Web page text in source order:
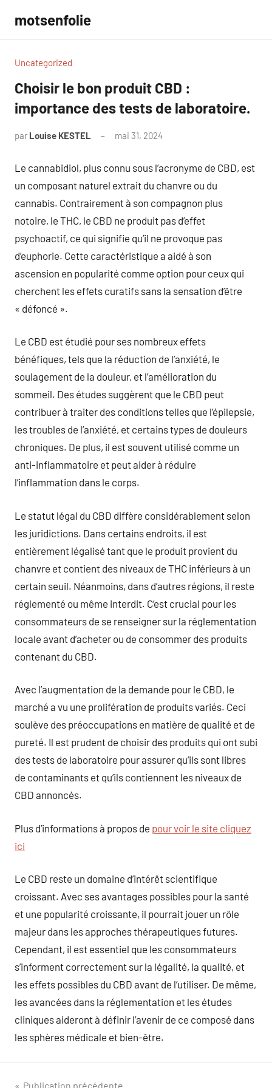
contenu
motsenfolie
Uncategorized
Choisir le bon produit CBD :
importance des tests de laboratoire.
par Louise KESTEL mai 31, 2024
Le cannabidiol, plus connu sous l’acronyme de CBD, est
un composant naturel extrait du chanvre ou du
cannabis. Contrairement à son compagnon plus
notoire, le THC, le CBD ne produit pas d’effet
psychoactif, ce qui signifie qu’il ne provoque pas
d’euphorie. Cette caractéristique a aidé à son
ascension en popularité comme option pour ceux qui
cherchent les effets curatifs sans la sensation d’être
« défoncé ».
Le CBD est étudié pour ses nombreux effets
bénéfiques, tels que la réduction de l’anxiété, le
soulagement de la douleur, et l’amélioration du
sommeil. Des études suggèrent que le CBD peut
contribuer à traiter des conditions telles que l’épilepsie,
les troubles de l’anxiété, et certains types de douleurs
chroniques. De plus, il est souvent utilisé comme un
anti-inflammatoire et peut aider à réduire
l’inflammation dans le corps.
Le statut légal du CBD diffère considérablement selon
les juridictions. Dans certains endroits, il est
entièrement légalisé tant que le produit provient du
chanvre et contient des niveaux de THC inférieurs à un
certain seuil. Néanmoins, dans d’autres régions, il reste
réglementé ou même interdit. C’est crucial pour les
consommateurs de se renseigner sur la réglementation
locale avant d’acheter ou de consommer des produits
contenant du CBD.
Avec l’augmentation de la demande pour le CBD, le
marché a vu une prolifération de produits variés. Ceci
soulève des préoccupations en matière de qualité et de
pureté. Il est prudent de choisir des produits qui ont subi
des tests de laboratoire pour assurer qu’ils sont libres
de contaminants et qu’ils contiennent les niveaux de
CBD annoncés.
Plus d’informations à propos de pour voir le site cliquez
ici
Le CBD reste un domaine d’intérêt scientifique
croissant. Avec ses avantages possibles pour la santé
et une popularité croissante, il pourrait jouer un rôle
majeur dans les approches thérapeutiques futures.
Cependant, il est essentiel que les consommateurs
s’informent correctement sur la légalité, la qualité, et
les effets possibles du CBD avant de l’utiliser. De même,
les avancées dans la réglementation et les études
cliniques aideront à définir l’avenir de ce composé dans
les sphères médicale et bien-être.
Publication précédente